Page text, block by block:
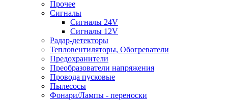
Прочее
Сигналы
Сигналы 24V
Сигналы 12V
Радар-детекторы
Тепловентиляторы, Обогреватели
Предохранители
Преобразователи напряжения
Провода пусковые
Пылесосы
Фонари/Лампы - переноски